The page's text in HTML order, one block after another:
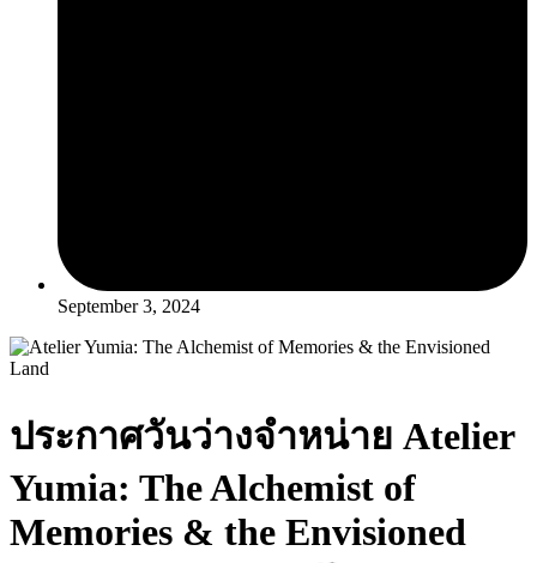
September 3, 2024
ประกาศวันว่างจำหน่าย Atelier
Yumia: The Alchemist of
Memories & the Envisioned